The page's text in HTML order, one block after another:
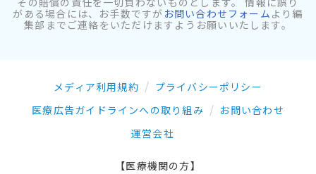
がある場合には、お手数ですが お問い合わせフォーム より編
集部までご連絡をいただけますようお願いいたします。
メディア利用規約
プライバシーポリシー
医療広告ガイドラインへの取り組み
お問い合わせ
運営会社
【医療機関の方】